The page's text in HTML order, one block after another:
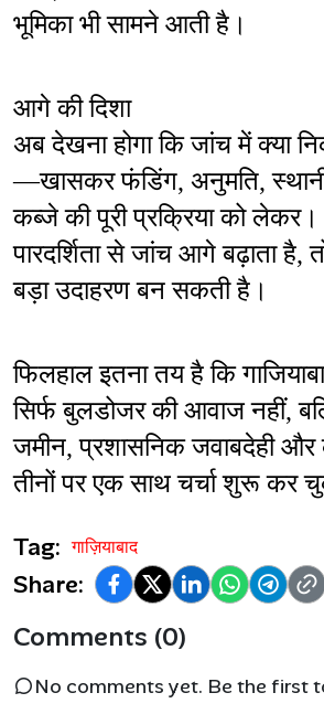
भूमिका भी सामने आती है।
आगे की दिशा
अब देखना होगा कि जांच में क्या
—खासकर फंडिंग, अनुमति,
कब्जे की पूरी प्रक्रिया को
पारदर्शिता से जांच आगे बढ़ाता है,
बड़ा उदाहरण बन सकती है।
फिलहाल इतना तय है कि
सिर्फ बुलडोजर की आवाज नहीं,
जमीन, प्रशासनिक जवाबदेही
तीनों पर एक साथ चर्चा शुरू कर
Tag: गाज़ियाबाद
Share:
Comments (0)
No comments yet. Be the first